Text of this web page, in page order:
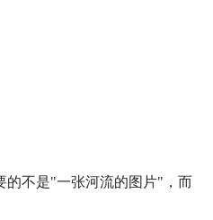
的不是"一张河流的图片"，而